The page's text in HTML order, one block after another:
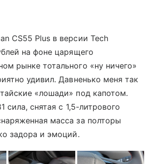
CS55 Plus в версии Tech
на фоне царящего
рынке тотального «ну ничего»
удивил. Давненько меня так
«лошади» под капотом.
сила, снятая с 1,5-литрового
масса за полторы
задора и эмоций.